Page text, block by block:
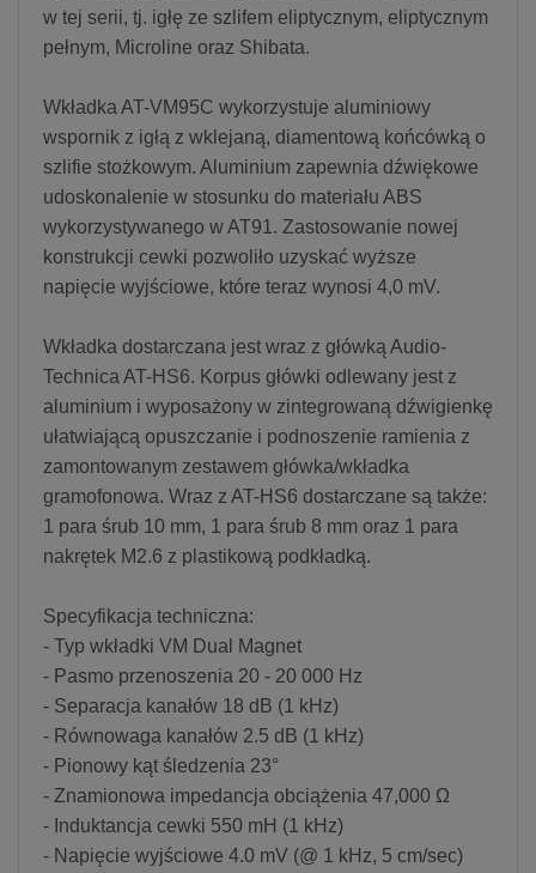
w tej serii, tj. igłę ze szlifem eliptycznym, eliptycznym
pełnym, Microline oraz Shibata.
Wkładka AT-VM95C wykorzystuje aluminiowy
wspornik z igłą z wklejaną, diamentową końcówką o
szlifie stożkowym. Aluminium zapewnia dźwiękowe
udoskonalenie w stosunku do materiału ABS
wykorzystywanego w AT91. Zastosowanie nowej
konstrukcji cewki pozwoliło uzyskać wyższe
napięcie wyjściowe, które teraz wynosi 4,0 mV.
Wkładka dostarczana jest wraz z główką Audio-
Technica AT-HS6. Korpus główki odlewany jest z
aluminium i wyposażony w zintegrowaną dźwigienkę
ułatwiającą opuszczanie i podnoszenie ramienia z
zamontowanym zestawem główka/wkładka
gramofonowa. Wraz z AT-HS6 dostarczane są także:
1 para śrub 10 mm, 1 para śrub 8 mm oraz 1 para
nakrętek M2.6 z plastikową podkładką.
Specyfikacja techniczna:
- Typ wkładki VM Dual Magnet
- Pasmo przenoszenia 20 - 20 000 Hz
- Separacja kanałów 18 dB (1 kHz)
- Równowaga kanałów 2.5 dB (1 kHz)
- Pionowy kąt śledzenia 23°
- Znamionowa impedancja obciążenia 47,000 Ω
- Induktancja cewki 550 mH (1 kHz)
- Napięcie wyjściowe 4.0 mV (@ 1 kHz, 5 cm/sec)